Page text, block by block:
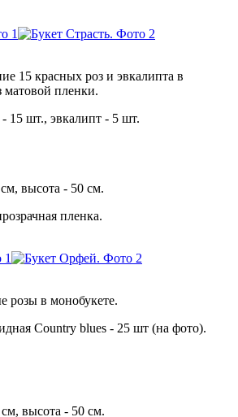
15 красных роз и эвкалипта в
матовой пленки.
- 15 шт., эвкалипт - 5 шт.
высота - 50 см.
пленка.
в монобукете.
Country blues - 25 шт (на фото).
высота - 50 см.